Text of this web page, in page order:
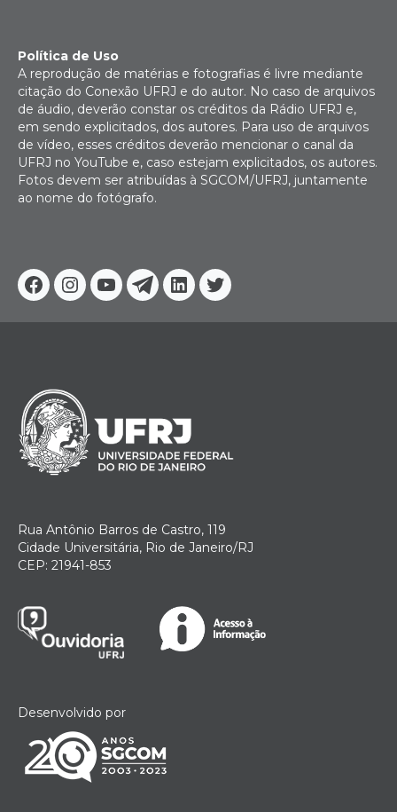
Facebook
Instagram
YoutubeTelegram
Linkedin
Twitter
Política de Uso
A reprodução de matérias e fotografias é livre mediante
citação do Conexão UFRJ e do autor. No caso de arquivos
de áudio, deverão constar os créditos da Rádio UFRJ e,
em sendo explicitados, dos autores. Para uso de arquivos
de vídeo, esses créditos deverão mencionar o canal da
UFRJ no YouTube e, caso estejam explicitados, os autores.
Fotos devem ser atribuídas à SGCOM/UFRJ, juntamente
ao nome do fotógrafo.
Rua Antônio Barros de Castro, 119
Cidade Universitária, Rio de Janeiro/RJ
CEP: 21941-853
Desenvolvido por